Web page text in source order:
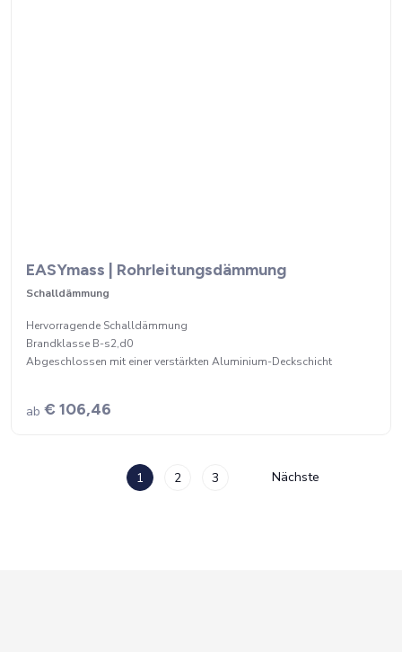
EASYmass | Rohrleitungsdämmung
Schalldämmung
Hervorragende Schalldämmung
Brandklasse B-s2,d0
Abgeschlossen mit einer verstärkten Aluminium-Deckschicht
ab € 106,46
1 2 3 Nächste